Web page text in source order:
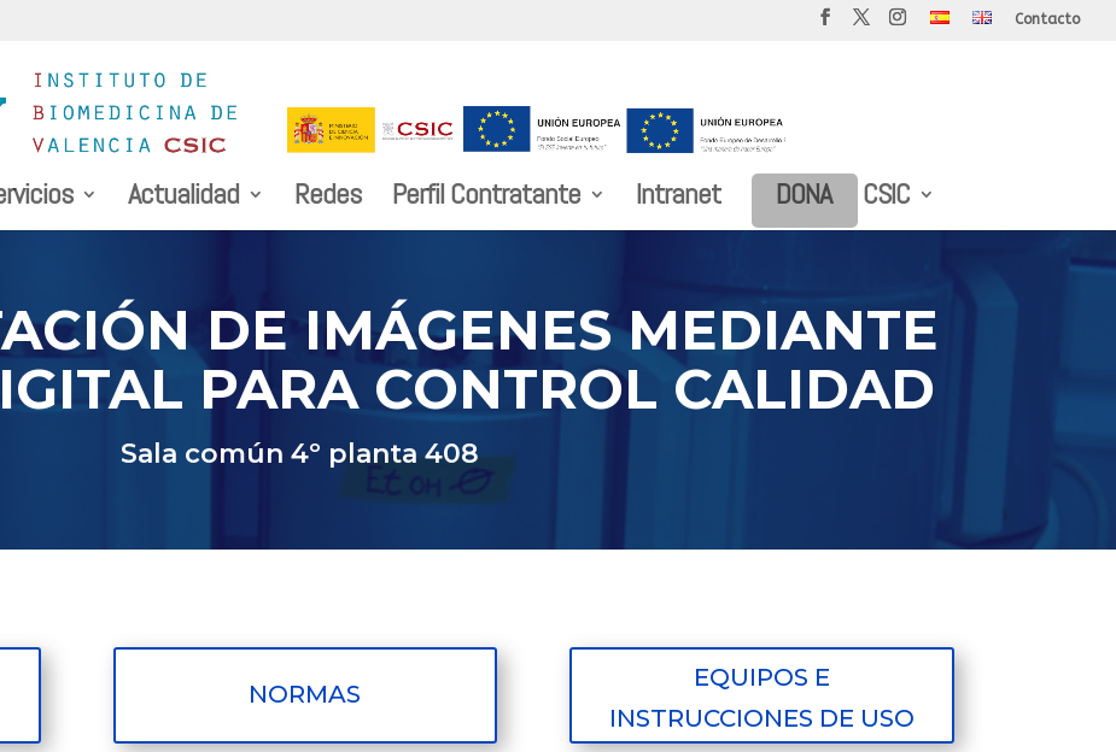
Contacto
Actualidad Redes Perfil Contratante Intranet DONA CSIC
DE IMÁGENES MEDIANTE
PARA CONTROL CALIDAD
Sala común 4º planta 408
NORMAS
EQUIPOS E
INSTRUCCIONES DE USO